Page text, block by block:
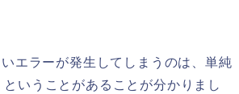
エラーが発生してしまうのは、単純
いうことがあることが分かりまし